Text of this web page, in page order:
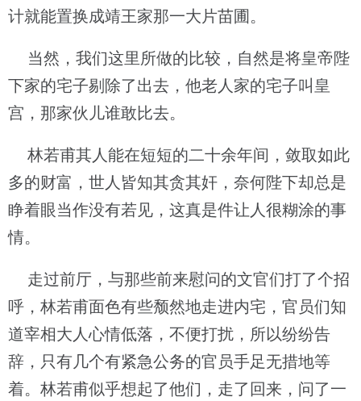
计就能置换成靖王家那一大片苗圃。
当然，我们这里所做的比较，自然是将皇帝陛
下家的宅子剔除了出去，他老人家的宅子叫皇
宫，那家伙儿谁敢比去。
林若甫其人能在短短的二十余年间，敛取如此
多的财富，世人皆知其贪其奸，奈何陛下却总是
睁着眼当作没有若见，这真是件让人很糊涂的事
情。
走过前厅，与那些前来慰问的文官们打了个招
呼，林若甫面色有些颓然地走进内宅，官员们知
道宰相大人心情低落，不便打扰，所以纷纷告
辞，只有几个有紧急公务的官员手足无措地等
着。林若甫似乎想起了他们，走了回来，问了一